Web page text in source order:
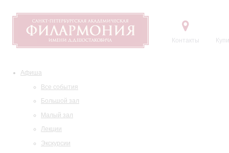
Контакты
Афиша
Все события
Большой зал
Малый зал
Лекции
Экскурсии